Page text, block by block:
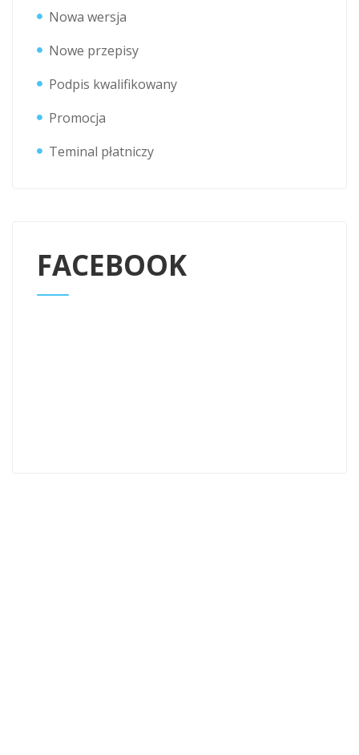
Nowa wersja
Nowe przepisy
Podpis kwalifikowany
Promocja
Teminal płatniczy
FACEBOOK